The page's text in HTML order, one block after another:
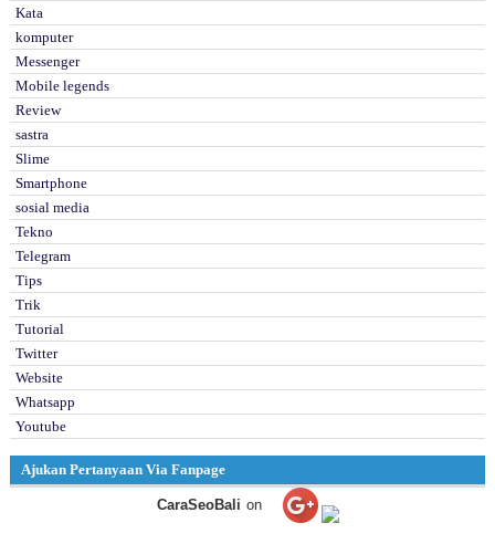
Kata
komputer
Messenger
Mobile legends
Review
sastra
Slime
Smartphone
sosial media
Tekno
Telegram
Tips
Trik
Tutorial
Twitter
Website
Whatsapp
Youtube
Ajukan Pertanyaan Via Fanpage
CaraSeoBali on